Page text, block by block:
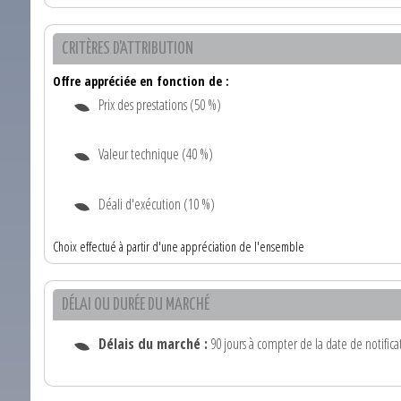
CRITÈRES D'ATTRIBUTION
Offre appréciée en fonction de :
Prix des prestations (50 %)
Valeur technique (40 %)
Déali d'exécution (10 %)
Choix effectué à partir d'une appréciation de l'ensemble
DÉLAI OU DURÉE DU MARCHÉ
Délais du marché : 90 jours à compter de la date de